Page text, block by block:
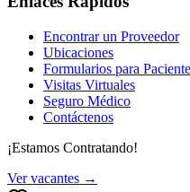
Encontrar un Proveedor
Ubicaciones
Formularios para
Visitas Virtuales
Seguro Médico
Contáctenos
¡Estamos Contratando!
Ver vacantes →